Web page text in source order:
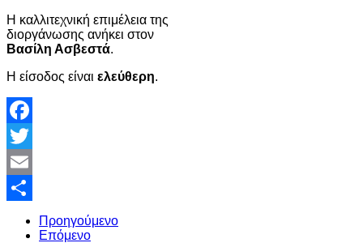
Η καλλιτεχνική επιμέλεια της
διοργάνωσης ανήκει στον
Βασίλη Ασβεστά.
Η είσοδος είναι ελεύθερη.
Facebook
Twitter
Email
Share
Προηγούμενο
Επόμενο